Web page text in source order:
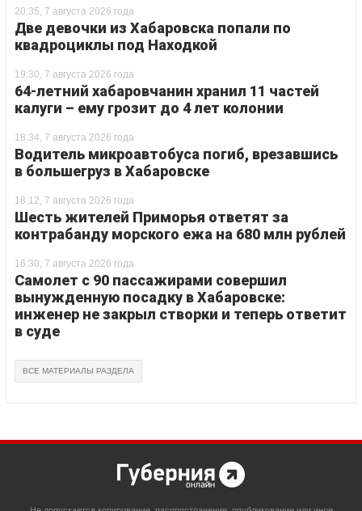
20:35, 7 августа 2026 года
Две девочки из Хабаровска попали по
квадроциклы под Находкой
19:30, 7 августа 2026 года
64-летний хабаровчанин хранил 11 частей
калуги – ему грозит до 4 лет колонии
18:34, 7 августа 2026 года
Водитель микроавтобуса погиб, врезавшись
в большегруз в Хабаровске
18:12, 7 августа 2026 года
Шесть жителей Приморья ответят за
контрабанду морского ежа на 680 млн рублей
16:30, 7 августа 2026 года
Самолет с 90 пассажирами совершил
вынужденную посадку в Хабаровске:
инженер не закрыл створки и теперь ответит
в суде
ВСЕ МАТЕРИАЛЫ РАЗДЕЛА